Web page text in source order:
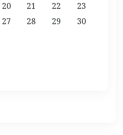
20 21 22
23
27 28 29
30